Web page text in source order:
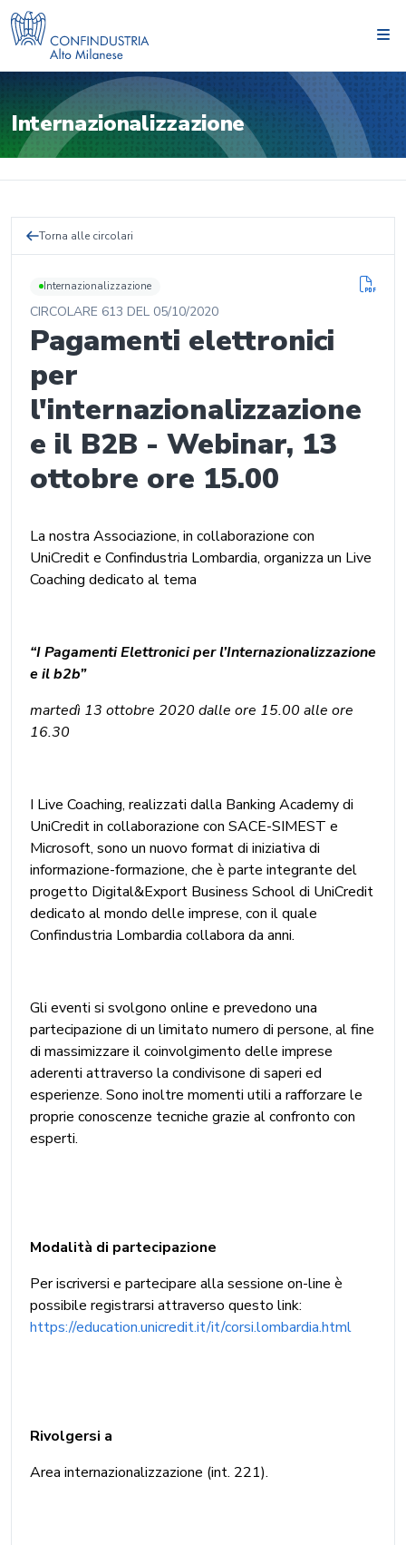
Internazionalizzazione
Torna alle circolari
Internazionalizzazione
CIRCOLARE 613 DEL 05/10/2020
Pagamenti elettronici
per
l'internazionalizzazione
e il B2B - Webinar, 13
ottobre ore 15.00
La nostra Associazione, in collaborazione con
UniCredit e Confindustria Lombardia, organizza un Live
Coaching dedicato al tema
“I Pagamenti Elettronici per l’Internazionalizzazione
e il b2b”
martedì 13 ottobre 2020 dalle ore 15.00 alle ore
16.30
I Live Coaching, realizzati dalla Banking Academy di
UniCredit in collaborazione con SACE-SIMEST e
Microsoft, sono un nuovo format di iniziativa di
informazione-formazione, che è parte integrante del
progetto Digital&Export Business School di UniCredit
dedicato al mondo delle imprese, con il quale
Confindustria Lombardia collabora da anni.
Gli eventi si svolgono online e prevedono una
partecipazione di un limitato numero di persone, al fine
di massimizzare il coinvolgimento delle imprese
aderenti attraverso la condivisone di saperi ed
esperienze. Sono inoltre momenti utili a rafforzare le
proprie conoscenze tecniche grazie al confronto con
esperti.
Modalità di partecipazione
Per iscriversi e partecipare alla sessione on-line è
possibile registrarsi attraverso questo link:
https://education.unicredit.it/it/corsi.lombardia.html
Rivolgersi a
Area internazionalizzazione (int. 221).